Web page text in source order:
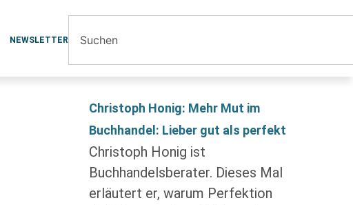
NEWSLETTER
Christoph Honig: Mehr Mut im
Buchhandel: Lieber gut als perfekt
Christoph Honig ist
Buchhandelsberater. Dieses Mal
erläutert er, warum Perfektion